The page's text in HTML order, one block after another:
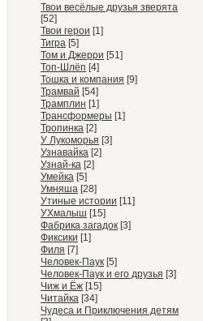
Твои весёлые друзья зверята
[52]
Твои герои [1]
Тигра [5]
Том и Джерри [51]
Топ-Шлёп [4]
Тошка и компания [9]
Трамвай [54]
Трамплин [1]
Трансформеры [1]
Тропинка [2]
У Лукоморья [3]
Узнавайка [2]
Узнай-ка [2]
Умейка [5]
Умняша [28]
Утиные истории [11]
УХмалыш [15]
Фабрика загадок [3]
Фиксики [1]
Филя [7]
Человек-Паук [5]
Человек-Паук и его друзья [3]
Чиж и Ёж [15]
Читайка [34]
Чудеса и Приключения детям